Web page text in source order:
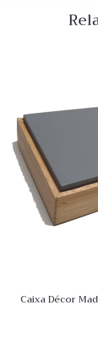
Caixa Décor